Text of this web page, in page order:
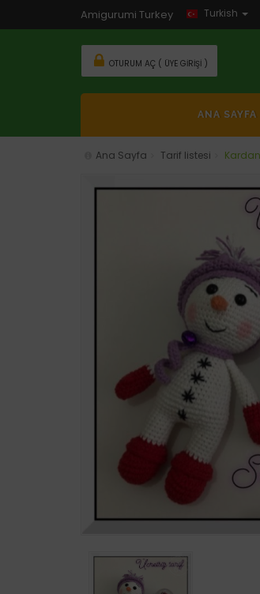
Amigurumi Turkey Turkish
OTURUM AÇ ( ÜYE GIRIŞI )
ANA SAYFA
Ana Sayfa Tarif listesi